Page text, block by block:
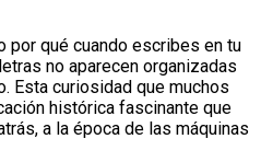
por qué cuando escribes en tu
no aparecen organizadas
Esta curiosidad que muchos
histórica fascinante que
a la época de las máquinas